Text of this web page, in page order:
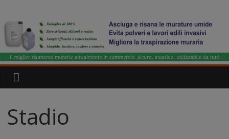
contenuto
IgroDry
Il
miglior
risanante
per
muri
attualmente
in
Stadio